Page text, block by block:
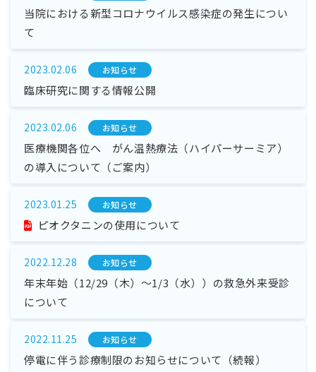
当院における新型コロナウイルス感染症の発生につい
て
2023.02.06 お知らせ
臨床研究に関する情報公開
2023.02.06 お知らせ
医療機関各位へ がん温熱療法（ハイパーサーミア）
の導入について（ご案内）
2023.01.25 お知らせ
ピオクタニンの使用について
2022.12.28 お知らせ
年末年始（12/29（木）～1/3（水））の救急外来受診
について
2022.11.25 お知らせ
停電に伴う診療制限のお知らせについて（続報）